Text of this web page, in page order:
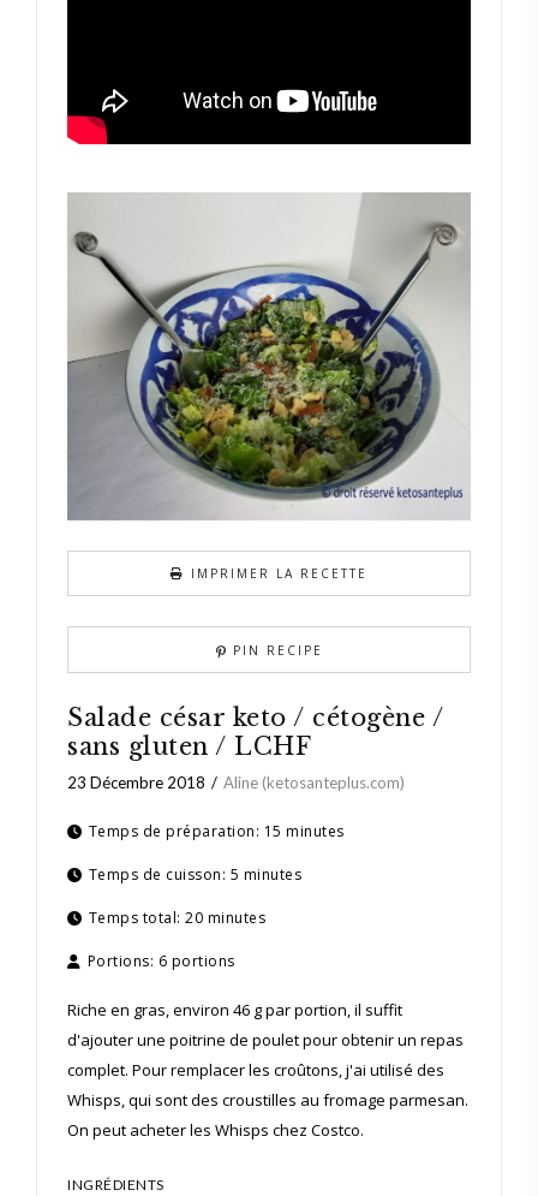
IMPRIMER LA RECETTE
PIN RECIPE
Salade césar keto / cétogène /
sans gluten / LCHF
23 Décembre 2018 Aline (ketosanteplus.com)
Temps de préparation: 15 minutes
Temps de cuisson: 5 minutes
Temps total: 20 minutes
Portions: 6 portions
Riche en gras, environ 46 g par portion, il suffit
d'ajouter une poitrine de poulet pour obtenir un repas
complet. Pour remplacer les croûtons, j'ai utilisé des
Whisps, qui sont des croustilles au fromage parmesan.
On peut acheter les Whisps chez Costco.
INGRÉDIENTS